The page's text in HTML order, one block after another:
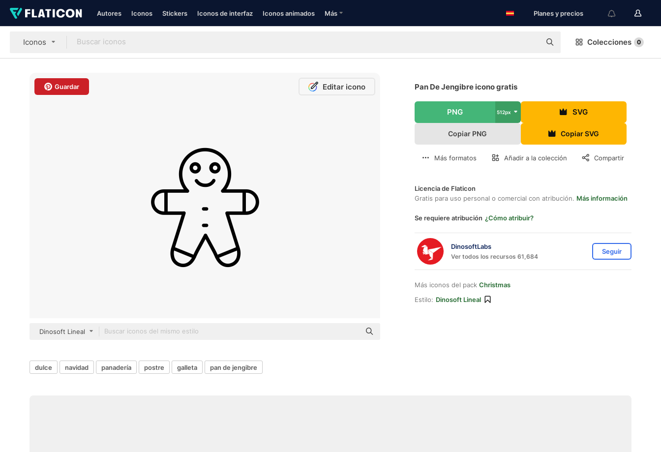
Autores Iconos Stickers Iconos de interfaz Iconos animados Más Planes y precios
Iconos Colecciones 0
Guardar Editar icono
Dinosoft Lineal
Pan De Jengibre icono gratis
PNG 512px SVG
Copiar PNG Copiar SVG
Más formatos Añadir a la colección Compartir
Licencia de Flaticon
Gratis para uso personal o comercial con atribución. Más información
Se requiere atribución ¿Cómo atribuir?
DinosoftLabs
Ver todos los recursos 61,684
Seguir
Más iconos del pack Christmas
Estilo: Dinosoft Lineal
dulce navidad panadería postre galleta pan de jengibre